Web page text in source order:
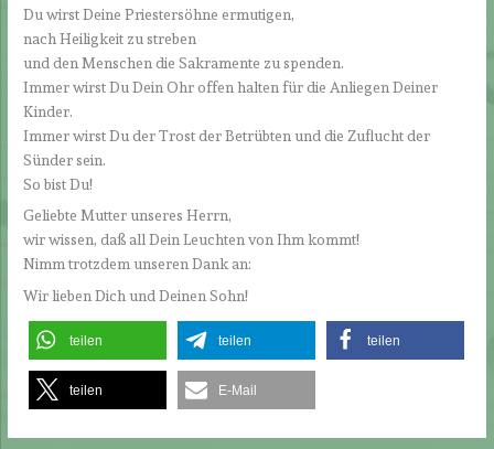
Du wirst Deine Priestersöhne ermutigen,
nach Heiligkeit zu streben
und den Menschen die Sakramente zu spenden.
Immer wirst Du Dein Ohr offen halten für die Anliegen Deiner
Kinder.
Immer wirst Du der Trost der Betrübten und die Zuflucht der
Sünder sein.
So bist Du!
Geliebte Mutter unseres Herrn,
wir wissen, daß all Dein Leuchten von Ihm kommt!
Nimm trotzdem unseren Dank an:
Wir lieben Dich und Deinen Sohn!
teilen teilen teilen
teilen E-Mail